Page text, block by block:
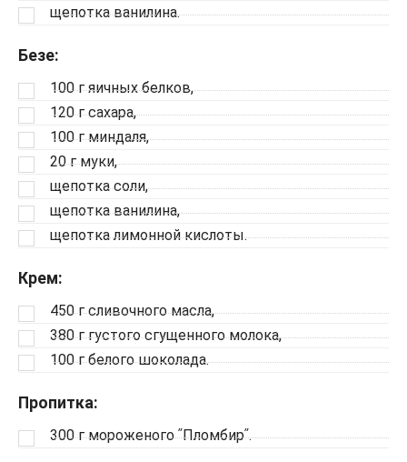
щепотка ванилина.
Безе:
100 г яичных белков,
120 г сахара,
100 г миндаля,
20 г муки,
щепотка соли,
щепотка ванилина,
щепотка лимонной кислоты.
Крем:
450 г сливочного масла,
380 г густого сгущенного молока,
100 г белого шоколада.
Пропитка:
300 г мороженого ʺПломбирʺ.